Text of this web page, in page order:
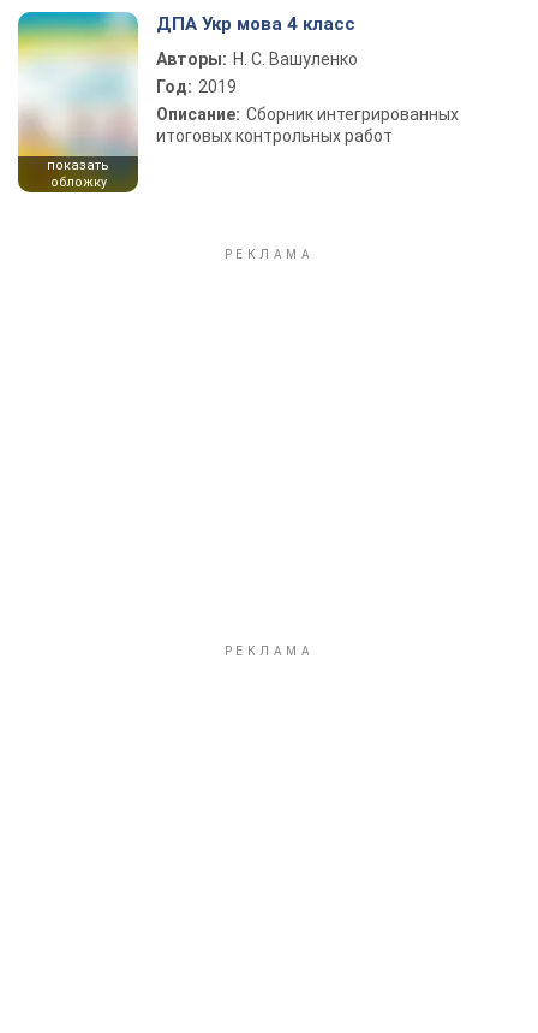
показать
обложку
ДПА Укр мова 4 класс
Авторы: Н. С. Вашуленко
Год: 2019
Описание: Сборник интегрированных
итоговых контрольных работ